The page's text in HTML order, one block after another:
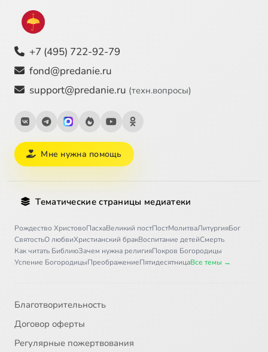
+7 (495) 722-92-79
fond@predanie.ru
support@predanie.ru (техн.вопросы)
Мне нужна помощь
Тематические страницы медиатеки
Рождество ХристовоПасхаВеликий постПостМолитваЛитургияБог
СвятостьО любвиХристианский бракВоспитание детейСмерть
Как читать БиблиюЗачем нужна религияПокров Богородицы
Успение БогородицыПреображениеПятидесятницаВсе темы →
Благотворительность
Договор оферты
Регулярные пожертвования